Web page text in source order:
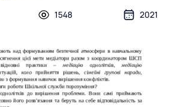
1548 2021